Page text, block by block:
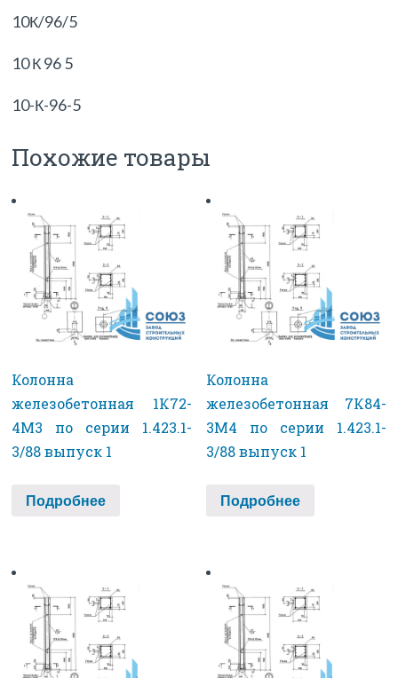
10К/96/5
10 К 96 5
10-К-96-5
Похожие товары
Колонна
железобетонная 1К72-
4М3 по серии 1.423.1-
3/88 выпуск 1
Подробнее
Колонна
железобетонная 7К84-
3М4 по серии 1.423.1-
3/88 выпуск 1
Подробнее